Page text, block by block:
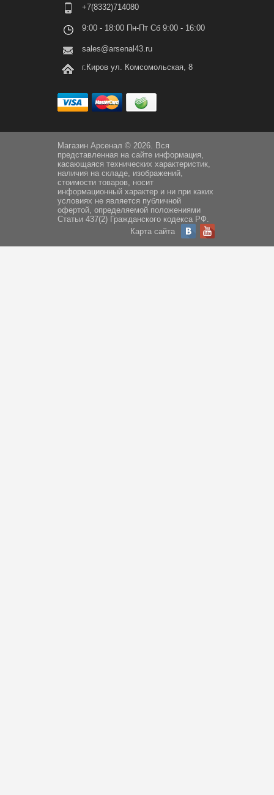
+7(8332)714080
9:00 - 18:00 Пн-Пт Сб 9:00 - 16:00
sales@arsenal43.ru
г.Киров ул. Комсомольская, 8
Магазин Арсенал © 2026. Вся
представленная на сайте информация,
касающаяся технических характеристик,
наличия на складе, изображений,
стоимости товаров, носит
информационный характер и ни при каких
условиях не является публичной
офертой, определяемой положениями
Статьи 437(2) Гражданского кодекса РФ.
Карта сайта